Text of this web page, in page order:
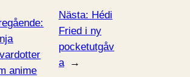
anime
Nästa: Hédi
Fried i ny
pocketutgåv
a
→